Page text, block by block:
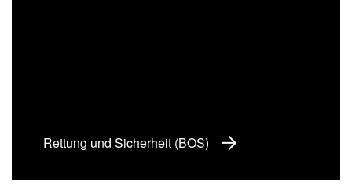
Rettung und Sicherheit (BOS)